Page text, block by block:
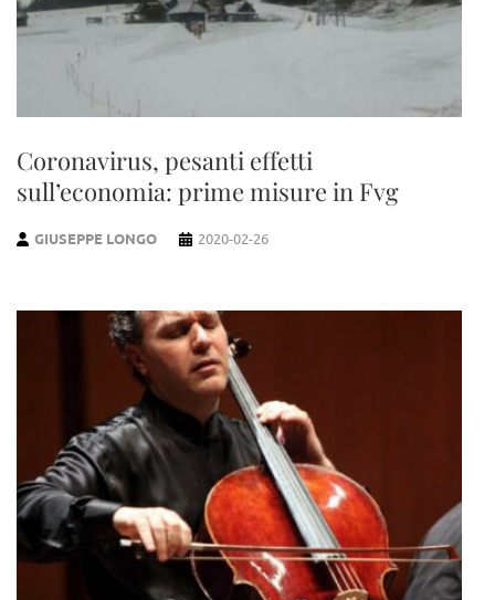
Coronavirus, pesanti effetti
sull’economia: prime misure in Fvg
GIUSEPPE LONGO 2020-02-26